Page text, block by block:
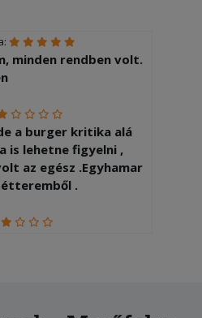
minden rendben volt.
a burger kritika alá
is lehetne figyelni ,
az egész .Egyhamar
étteremből .